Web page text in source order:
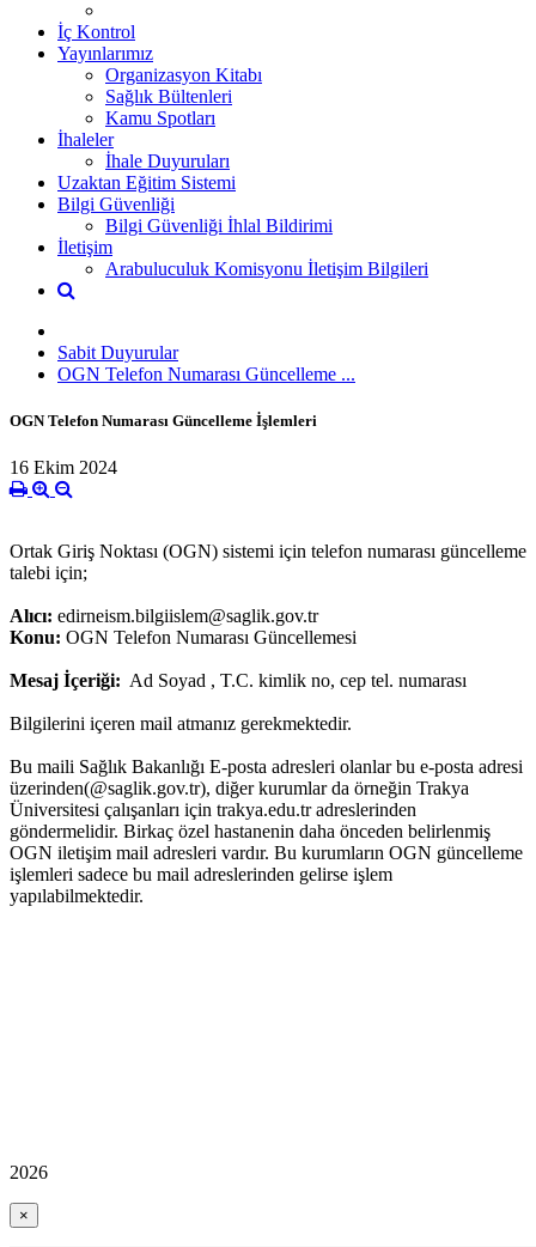
İç Kontrol
Yayınlarımız
Organizasyon Kitabı
Sağlık Bültenleri
Kamu Spotları
İhaleler
İhale Duyuruları
Uzaktan Eğitim Sistemi
Bilgi Güvenliği
Bilgi Güvenliği İhlal Bildirimi
İletişim
Arabuluculuk Komisyonu İletişim Bilgileri
Sabit Duyurular
OGN Telefon Numarası Güncelleme ...
OGN Telefon Numarası Güncelleme İşlemleri
16 Ekim 2024
Ortak Giriş Noktası (OGN) sistemi için telefon numarası güncelleme
talebi için;
Alıcı: edirneism.bilgiislem@saglik.gov.tr
Konu: OGN Telefon Numarası Güncellemesi
Mesaj İçeriği: Ad Soyad , T.C. kimlik no, cep tel. numarası
Bilgilerini içeren mail atmanız gerekmektedir.
Bu maili Sağlık Bakanlığı E-posta adresleri olanlar bu e-posta adresi
üzerinden(@saglik.gov.tr), diğer kurumlar da örneğin Trakya
Üniversitesi çalışanları için trakya.edu.tr adreslerinden
göndermelidir. Birkaç özel hastanenin daha önceden belirlenmiş
OGN iletişim mail adresleri vardır. Bu kurumların OGN güncelleme
işlemleri sadece bu mail adreslerinden gelirse işlem
yapılabilmektedir.
2026
×